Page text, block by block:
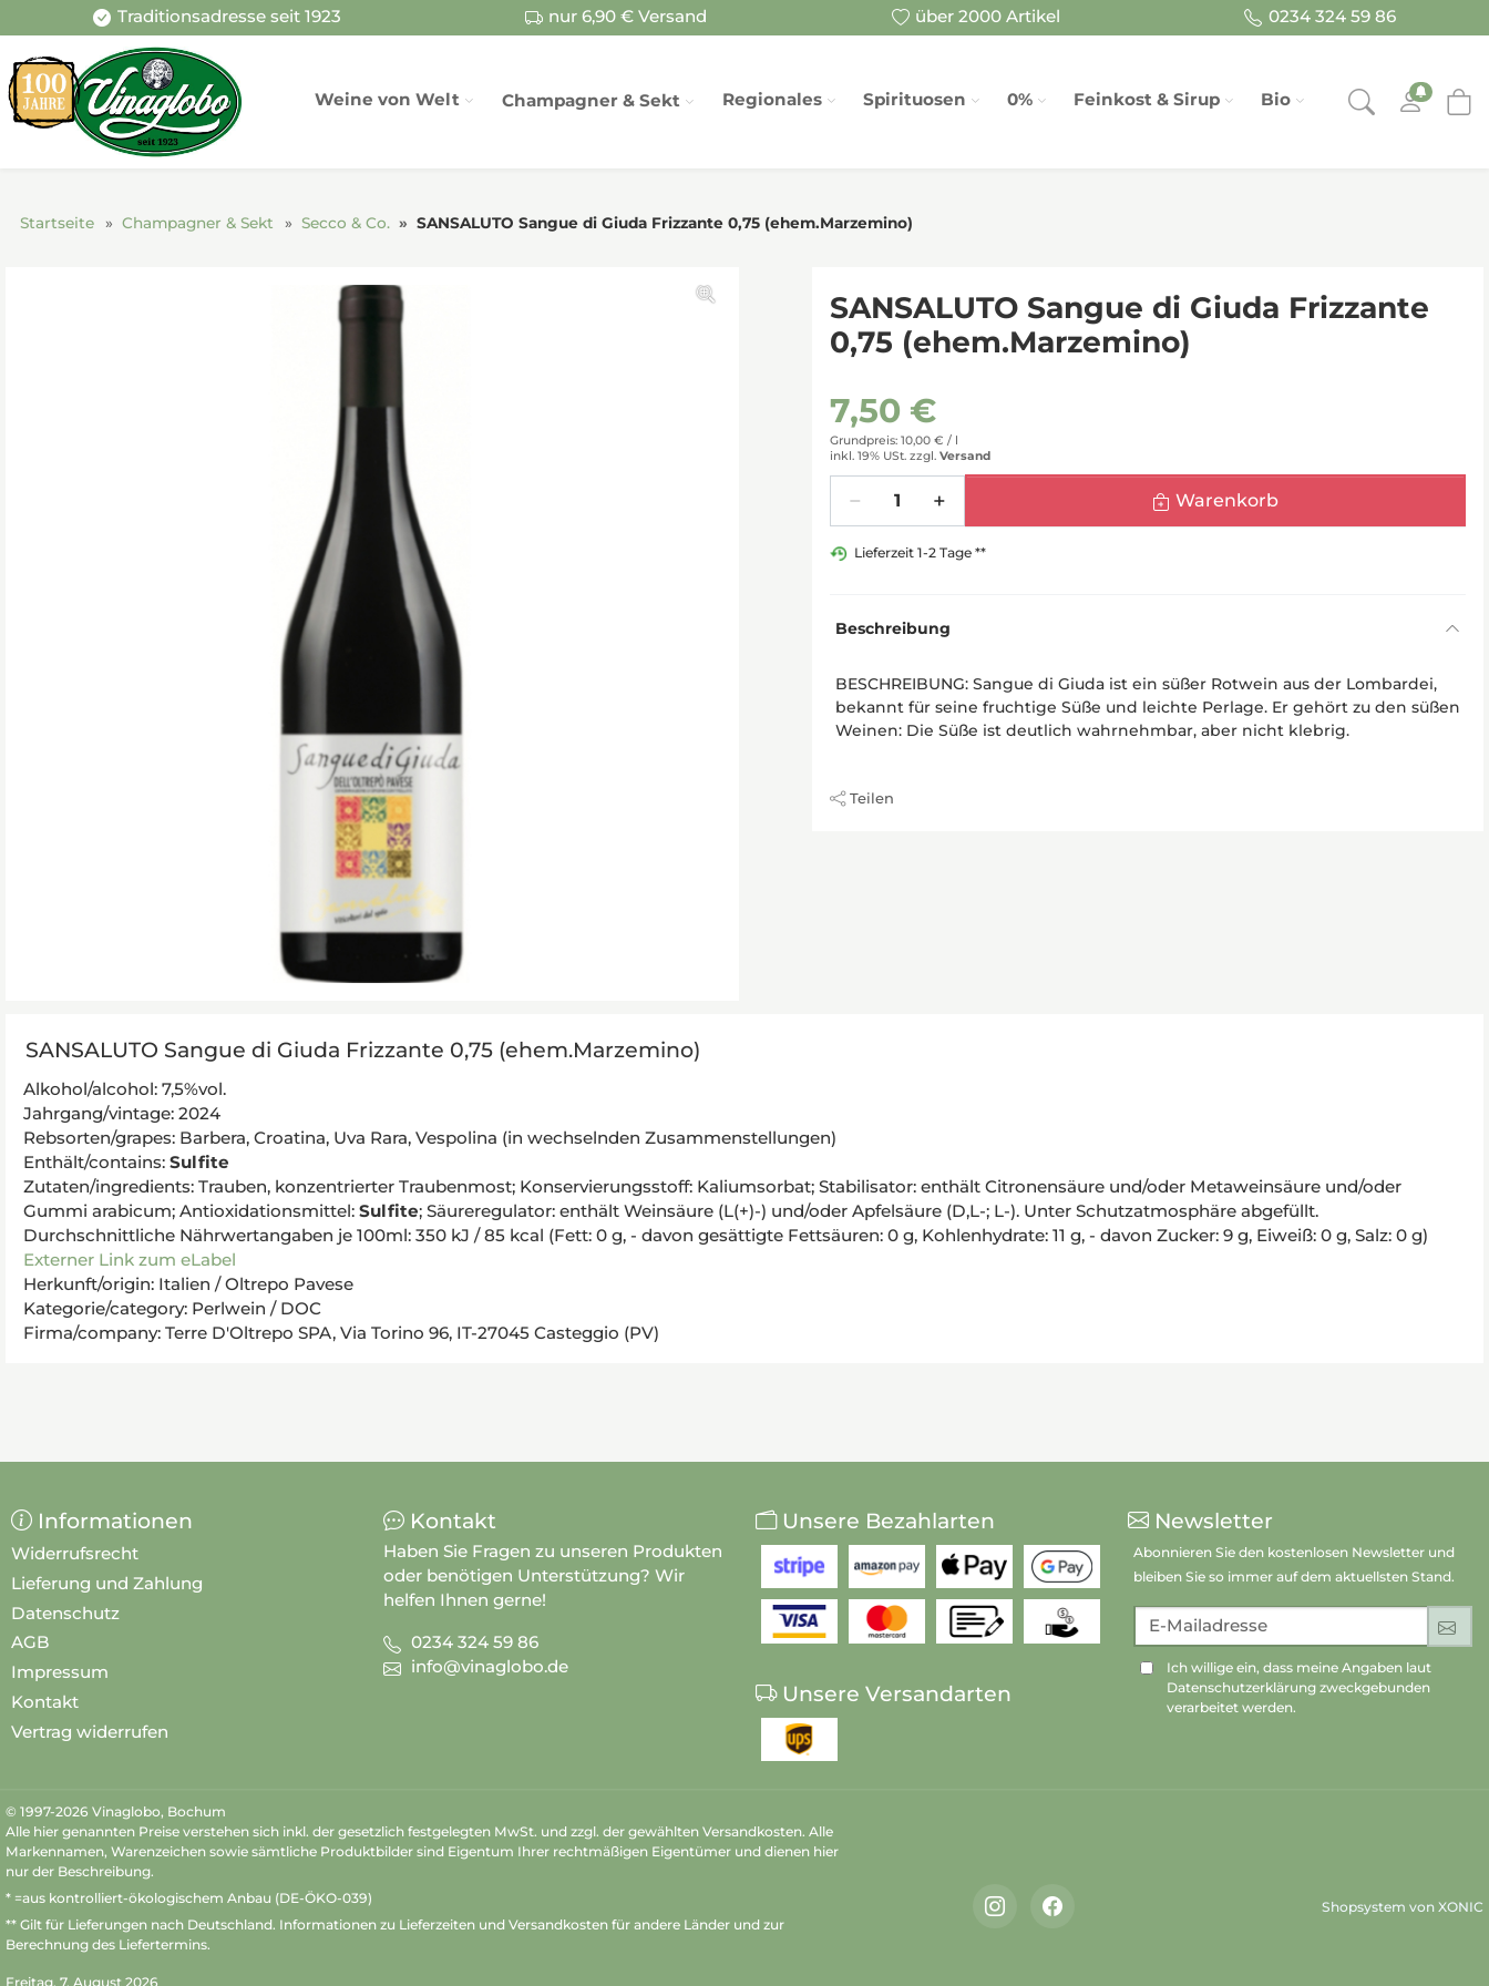
Traditionsadresse seit 1923 nur 6,90 € Versand über 2000 Artikel 0234 324 59 86
Weine von Welt Champagner & Sekt Regionales Spirituosen 0% Feinkost & Sirup Bio
Startseite Champagner & Sekt Secco & Co. SANSALUTO Sangue di Giuda Frizzante 0,75 (ehem.Marzemino)
SANSALUTO Sangue di Giuda Frizzante
0,75 (ehem.Marzemino)
7,50 €
Grundpreis: 10,00 € / l
inkl. 19% USt. zzgl. Versand
Warenkorb
Lieferzeit 1-2 Tage **
Beschreibung
BESCHREIBUNG: Sangue di Giuda ist ein süßer Rotwein aus der Lombardei,
bekannt für seine fruchtige Süße und leichte Perlage. Er gehört zu den süßen
Weinen: Die Süße ist deutlich wahrnehmbar, aber nicht klebrig.
Teilen
SANSALUTO Sangue di Giuda Frizzante 0,75 (ehem.Marzemino)
Alkohol/alcohol: 7,5%vol.
Jahrgang/vintage: 2024
Rebsorten/grapes: Barbera, Croatina, Uva Rara, Vespolina (in wechselnden Zusammenstellungen)
Enthält/contains: Sulfite
Zutaten/ingredients: Trauben, konzentrierter Traubenmost; Konservierungsstoff: Kaliumsorbat; Stabilisator: enthält Citronensäure und/oder Metaweinsäure und/oder
Gummi arabicum; Antioxidationsmittel: Sulfite; Säureregulator: enthält Weinsäure (L(+)-) und/oder Apfelsäure (D,L-; L-). Unter Schutzatmosphäre abgefüllt.
Durchschnittliche Nährwertangaben je 100ml: 350 kJ / 85 kcal (Fett: 0 g, - davon gesättigte Fettsäuren: 0 g, Kohlenhydrate: 11 g, - davon Zucker: 9 g, Eiweiß: 0 g, Salz: 0 g)
Externer Link zum eLabel
Herkunft/origin: Italien / Oltrepo Pavese
Kategorie/category: Perlwein / DOC
Firma/company: Terre D'Oltrepo SPA, Via Torino 96, IT-27045 Casteggio (PV)
Informationen
Widerrufsrecht
Lieferung und Zahlung
Datenschutz
AGB
Impressum
Kontakt
Vertrag widerrufen
Kontakt
Haben Sie Fragen zu unseren Produkten
oder benötigen Unterstützung? Wir
helfen Ihnen gerne!
0234 324 59 86
info@vinaglobo.de
Unsere Bezahlarten
Unsere Versandarten
Newsletter
Abonnieren Sie den kostenlosen Newsletter und
bleiben Sie so immer auf dem aktuellsten Stand.
E-Mailadresse
Ich willige ein, dass meine Angaben laut
Datenschutzerklärung zweckgebunden
verarbeitet werden.
© 1997-2026 Vinaglobo, Bochum
Alle hier genannten Preise verstehen sich inkl. der gesetzlich festgelegten MwSt. und zzgl. der gewählten Versandkosten. Alle
Markennamen, Warenzeichen sowie sämtliche Produktbilder sind Eigentum Ihrer rechtmäßigen Eigentümer und dienen hier
nur der Beschreibung.
* =aus kontrolliert-ökologischem Anbau (DE-ÖKO-039)
** Gilt für Lieferungen nach Deutschland. Informationen zu Lieferzeiten und Versandkosten für andere Länder und zur
Berechnung des Liefertermins.
Freitag, 7. August 2026
InstagramFacebook Shopsystem von XONIC